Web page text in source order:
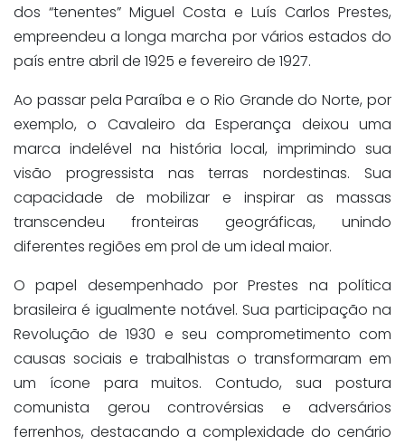
dos “tenentes” Miguel Costa e Luís Carlos Prestes,
empreendeu a longa marcha por vários estados do
país entre abril de 1925 e fevereiro de 1927.
Ao passar pela Paraíba e o Rio Grande do Norte, por
exemplo, o Cavaleiro da Esperança deixou uma
marca indelével na história local, imprimindo sua
visão progressista nas terras nordestinas. Sua
capacidade de mobilizar e inspirar as massas
transcendeu fronteiras geográficas, unindo
diferentes regiões em prol de um ideal maior.
O papel desempenhado por Prestes na política
brasileira é igualmente notável. Sua participação na
Revolução de 1930 e seu comprometimento com
causas sociais e trabalhistas o transformaram em
um ícone para muitos. Contudo, sua postura
comunista gerou controvérsias e adversários
ferrenhos, destacando a complexidade do cenário